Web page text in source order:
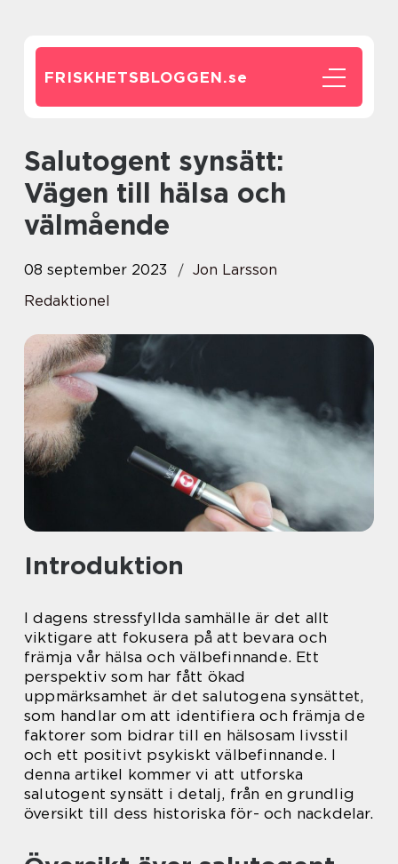
FRISKHETSBLOGGEN.se
Salutogent synsätt:
Vägen till hälsa och
välmående
08 september 2023
Jon Larsson
Redaktionel
Introduktion
I dagens stressfyllda samhälle är det allt
viktigare att fokusera på att bevara och
främja vår hälsa och välbefinnande. Ett
perspektiv som har fått ökad
uppmärksamhet är det salutogena synsättet,
som handlar om att identifiera och främja de
faktorer som bidrar till en hälsosam livsstil
och ett positivt psykiskt välbefinnande. I
denna artikel kommer vi att utforska
salutogent synsätt i detalj, från en grundlig
översikt till dess historiska för- och nackdelar.